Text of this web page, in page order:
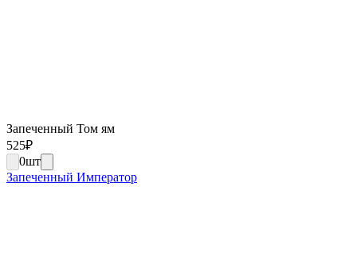
Запеченный Том ям
525₽
0шт
Запеченный Император